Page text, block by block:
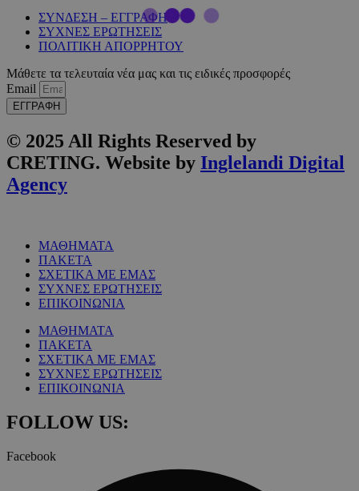
ΣΥΝΔΕΣΗ – ΕΓΓΡΑΦΗ
ΣΥΧΝΕΣ ΕΡΩΤΗΣΕΙΣ
ΠΟΛΙΤΙΚΗ ΑΠΟΡΡΗΤΟΥ
Μάθετε τα τελευταία νέα μας και τις ειδικές προσφορές
Email
ΕΓΓΡΑΦΗ
© 2025 All Rights Reserved by
CRETING. Website by Inglelandi Digital
Agency
ΜΑΘΗΜΑΤΑ
ΠΑΚΕΤΑ
ΣΧΕΤΙΚΑ ΜΕ ΕΜΑΣ
ΣΥΧΝΕΣ ΕΡΩΤΗΣΕΙΣ
ΕΠΙΚΟΙΝΩΝΙΑ
ΜΑΘΗΜΑΤΑ
ΠΑΚΕΤΑ
ΣΧΕΤΙΚΑ ΜΕ ΕΜΑΣ
ΣΥΧΝΕΣ ΕΡΩΤΗΣΕΙΣ
ΕΠΙΚΟΙΝΩΝΙΑ
FOLLOW US:
Facebook